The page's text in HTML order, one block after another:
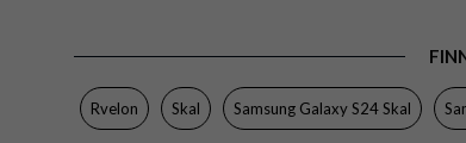
Egenskaper
Färg
Material
Rvelon Skal Samsung Galaxy S24 Skal